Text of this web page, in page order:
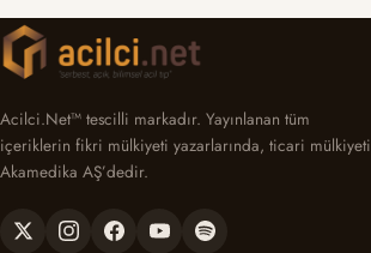
Acilci.Net™ tescilli markadır. Yayınlanan tüm
içeriklerin fikri mülkiyeti yazarlarında, ticari mülkiyeti
Akamedika AŞ’dedir.